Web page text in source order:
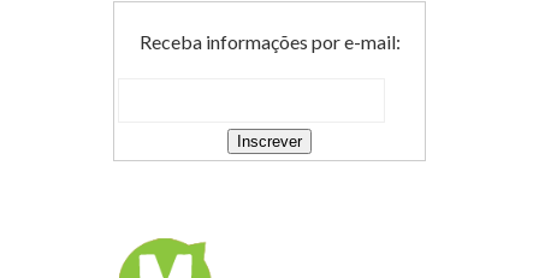
Receba informações por e-mail: